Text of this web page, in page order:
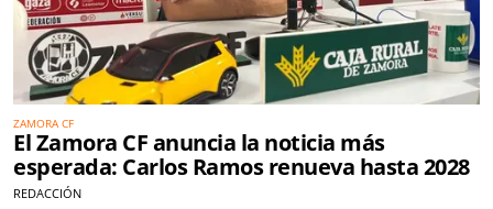
ZAMORA CF
El Zamora CF anuncia la noticia más
esperada: Carlos Ramos renueva hasta 2028
REDACCIÓN